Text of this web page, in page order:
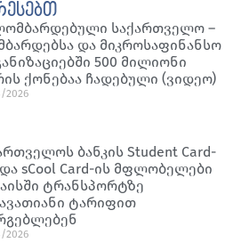
საქართველო –
და მიკროსაფინანსო
500 მილიონი
ქონებაა ჩადებული (ვიდეო)
2026
ბანკის Student Card-
sCool Card-ის მფლობელები
ტრანსპორტზე
ტარიფით
2026